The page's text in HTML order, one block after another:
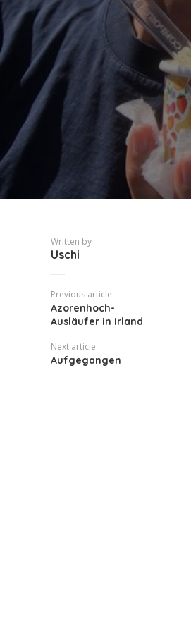
Written by
Uschi
Previous article
Azorenhoch-
Ausläufer in Irland
Next article
Aufgegangen